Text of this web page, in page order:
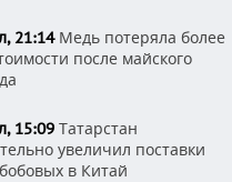
21:14Медь потеряла более
после майского
15:09 Татарстан
увеличил поставки
в Китай